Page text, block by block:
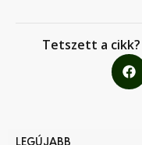
Tetszett a cikk?
LEGÚJABB